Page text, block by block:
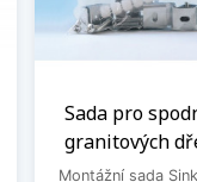
Sada pro
granitových
Montážní sada